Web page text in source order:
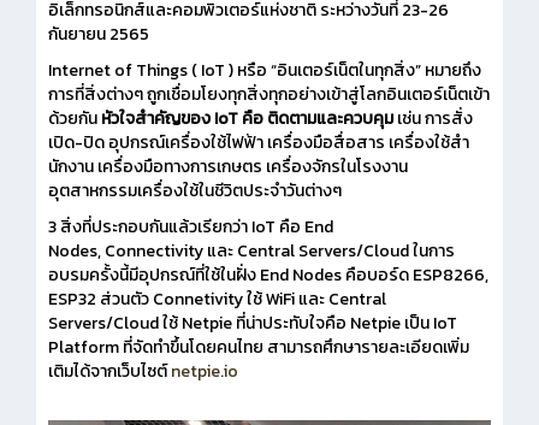
อิเล็กทรอนิกส์และคอมพิวเตอร์แห่งชาติ ระหว่างวันที่ 23-26
กันยายน 2565
Internet of Things ( IoT ) หรือ “อินเตอร์เน็ตในทุกสิ่ง” หมายถึง
การที่สิ่งต่างๆ ถูกเชื่อมโยงทุกสิ่งทุกอย่างเข้าสู่โลกอินเตอร์เน็ตเข้า
ด้วยกันหัวใจสำคัญของ IoT คือ ติดตามและควบคุมเช่น การสั่ง
เปิด-ปิด อุปกรณ์เครื่องใช้ไฟฟ้า เครื่องมือสื่อสาร เครื่องใช้สํา
นักงาน เครื่องมือทางการเกษตร เครื่องจักรในโรงงาน
อุตสาหกรรมเครื่องใช้ในชีวิตประจําวันต่างๆ
3 สิ่งที่ประกอบกันแล้วเรียกว่า IoT คือ End
Nodes, Connectivity และ Central Servers/Cloud ในการ
อบรมครั้งนี้มีอุปกรณ์ที่ใช้ในฝั่ง End Nodes คือบอร์ด ESP8266,
ESP32 ส่วนตัว Connetivity ใช้ WiFi และ Central
Servers/Cloud ใช้ Netpie ที่น่าประทับใจคือ Netpie เป็น IoT
Platform ที่จัดทำขึ้นโดยคนไทย สามารถศึกษารายละเอียดเพิ่ม
เติมได้จากเว็บไซต์netpie.io